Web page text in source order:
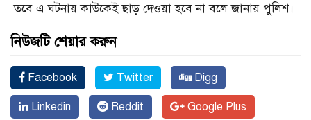
তবে এ ঘটনায় কাউকেই ছাড় দেওয়া হবে না বলে জানায় পুলিশ।
নিউজটি শেয়ার করুন
Facebook Twitter Digg
Linkedin Reddit Google Plus